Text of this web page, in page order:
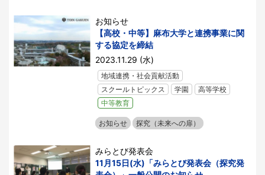
お知らせ
【高校・中等】麻布大学と連携事業に関
する協定を締結
2023.11.29 (水)
地域連携・社会貢献活動
スクールトピックス
学園
高等学校
中等教育
お知らせ 探究（未来への扉）
みらとび発表会
11月15日(水)「みらとび発表会（探究発